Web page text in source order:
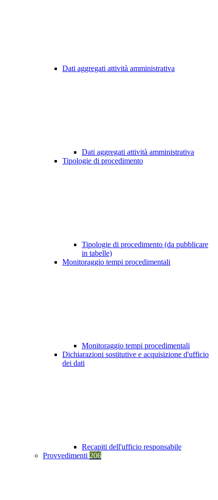
Dati aggregati attività amministrativa
Dati aggregati attività amministrativa
Tipologie di procedimento
Tipologie di procedimento (da pubblicare
in tabelle)
Monitoraggio tempi procedimentali
Monitoraggio tempi procedimentali
Dichiarazioni sostitutive e acquisizione d'ufficio
dei dati
Recapiti dell'ufficio responsabile
Provvedimenti 206